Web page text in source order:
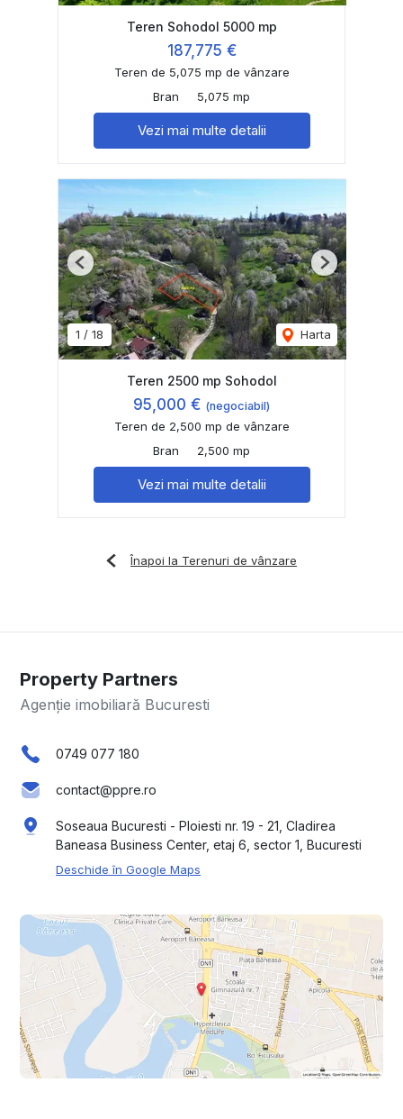
Teren Sohodol 5000 mp
187,775 €
Teren de 5,075 mp de vânzare
Bran
5,075 mp
Vezi mai multe detalii
1 / 18 Harta
Previous Next
Teren 2500 mp Sohodol
95,000 € (negociabil)
Teren de 2,500 mp de vânzare
Bran
2,500 mp
Vezi mai multe detalii
Înapoi la Terenuri de vânzare
Property Partners
Agenție imobiliară Bucuresti
0749 077 180
contact@ppre.ro
Soseaua Bucuresti - Ploiesti nr. 19 - 21, Cladirea
Baneasa Business Center, etaj 6, sector 1, Bucuresti
Deschide în Google Maps